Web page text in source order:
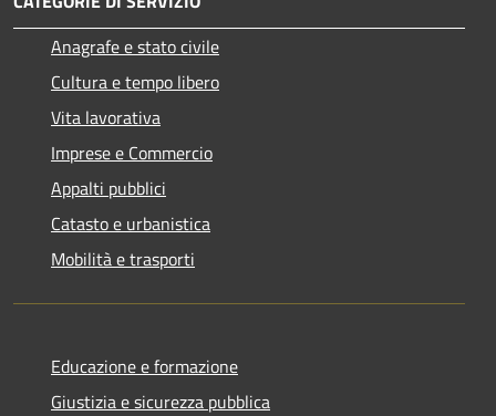
Anagrafe e stato civile
Cultura e tempo libero
Vita lavorativa
Imprese e Commercio
Appalti pubblici
Catasto e urbanistica
Mobilità e trasporti
Educazione e formazione
Giustizia e sicurezza pubblica